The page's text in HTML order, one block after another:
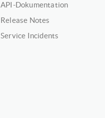
API-Dokumentation
Release Notes
Service Incidents